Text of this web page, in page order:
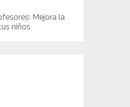
Mejora la
niños